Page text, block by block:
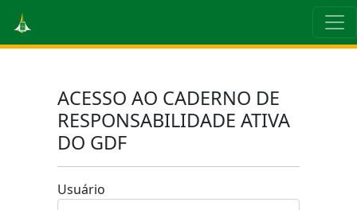
ACESSO AO CADERNO DE
RESPONSABILIDADE ATIVA
DO GDF
Usuário